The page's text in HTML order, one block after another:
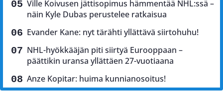
Ville Koivusen jättisopimus hämmentää NHL:ssä –
näin Kyle Dubas perustelee ratkaisua
Evander Kane: nyt tärähti yllättävä siirtohuhu!
NHL-hyökkääjän piti siirtyä Eurooppaan –
päättikin uransa yllättäen 27-vuotiaana
Anze Kopitar: huima kunnianosoitus!